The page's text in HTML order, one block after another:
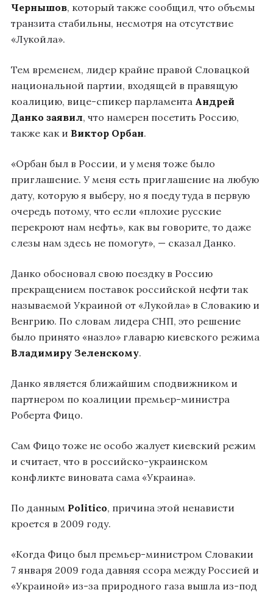
Чернышов, который также сообщил, что объемы
транзита стабильны, несмотря на отсутствие
«Лукойла».
Тем временем, лидер крайне правой Словацкой
национальной партии, входящей в правящую
коалицию, вице-спикер парламента Андрей
Данко заявил, что намерен посетить Россию,
также как и Виктор Орбан.
«Орбан был в России, и у меня тоже было
приглашение. У меня есть приглашение на любую
дату, которую я выберу, но я поеду туда в первую
очередь потому, что если «плохие русские
перекроют нам нефть», как вы говорите, то даже
слезы нам здесь не помогут», — сказал Данко.
Данко обосновал свою поездку в Россию
прекращением поставок российской нефти так
называемой Украиной от «Лукойла» в Словакию и
Венгрию. По словам лидера СНП, это решение
было принято «назло» главарю киевского режима
Владимиру Зеленскому.
Данко является ближайшим сподвижником и
партнером по коалиции премьер-министра
Роберта Фицо.
Сам Фицо тоже не особо жалует киевский режим
и считает, что в российско-украинском
конфликте виновата сама «Украина».
По данным Politico, причина этой ненависти
кроется в 2009 году.
«Когда Фицо был премьер-министром Словакии
7 января 2009 года давняя ссора между Россией и
«Украиной» из-за природного газа вышла из-под